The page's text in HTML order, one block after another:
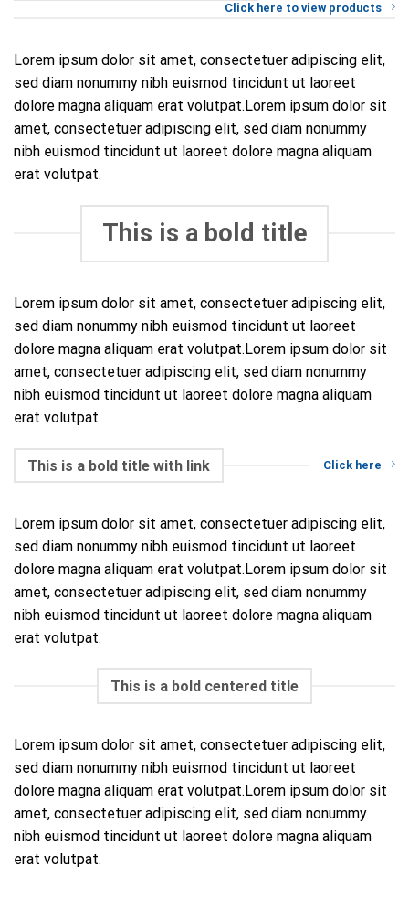
Click here to view products
Lorem ipsum dolor sit amet, consectetuer adipiscing elit,
sed diam nonummy nibh euismod tincidunt ut laoreet
dolore magna aliquam erat volutpat.Lorem ipsum dolor sit
amet, consectetuer adipiscing elit, sed diam nonummy
nibh euismod tincidunt ut laoreet dolore magna aliquam
erat volutpat.
This is a bold title
Lorem ipsum dolor sit amet, consectetuer adipiscing elit,
sed diam nonummy nibh euismod tincidunt ut laoreet
dolore magna aliquam erat volutpat.Lorem ipsum dolor sit
amet, consectetuer adipiscing elit, sed diam nonummy
nibh euismod tincidunt ut laoreet dolore magna aliquam
erat volutpat.
This is a bold title with link Click here
Lorem ipsum dolor sit amet, consectetuer adipiscing elit,
sed diam nonummy nibh euismod tincidunt ut laoreet
dolore magna aliquam erat volutpat.Lorem ipsum dolor sit
amet, consectetuer adipiscing elit, sed diam nonummy
nibh euismod tincidunt ut laoreet dolore magna aliquam
erat volutpat.
This is a bold centered title
Lorem ipsum dolor sit amet, consectetuer adipiscing elit,
sed diam nonummy nibh euismod tincidunt ut laoreet
dolore magna aliquam erat volutpat.Lorem ipsum dolor sit
amet, consectetuer adipiscing elit, sed diam nonummy
nibh euismod tincidunt ut laoreet dolore magna aliquam
erat volutpat.